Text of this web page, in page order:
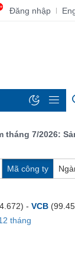
Đăng nhập |
7/2026:
Mã công ty
- VCB
tháng